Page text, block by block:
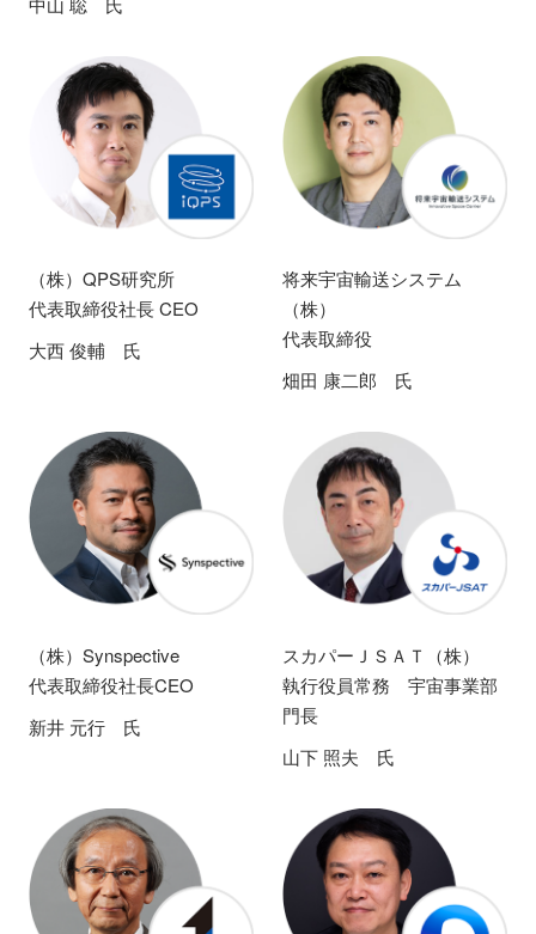
（株）QPS研究所
代表取締役社長 CEO
大西 俊輔 氏
将来宇宙輸送システム
（株）
代表取締役
畑田 康二郎 氏
（株）Synspective
代表取締役社長CEO
新井 元行 氏
スカパーＪＳＡＴ（株）
執行役員常務 宇宙事業部
門長
山下 照夫 氏